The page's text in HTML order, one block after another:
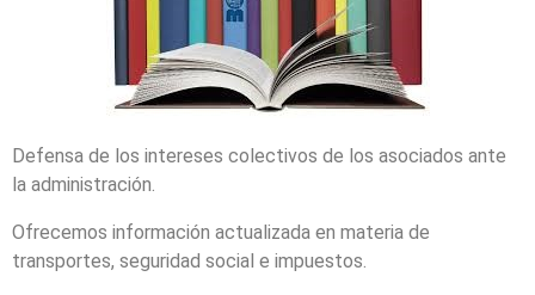
Defensa de los intereses colectivos de los asociados ante
la administración.
Ofrecemos información actualizada en materia de
transportes, seguridad social e impuestos.